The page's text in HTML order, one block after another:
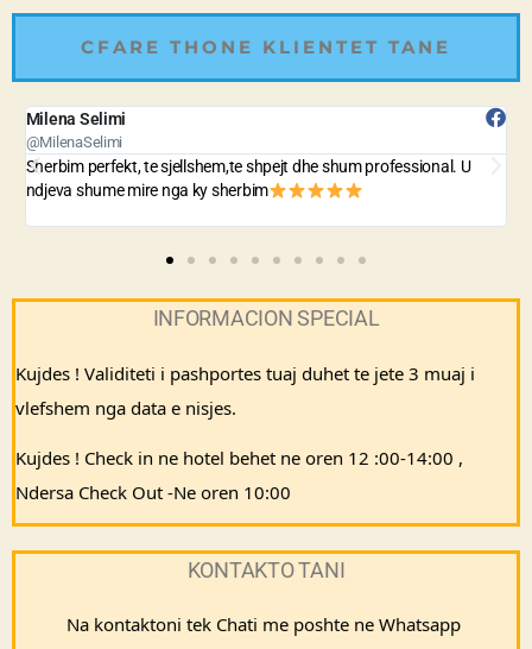
CFARE THONE KLIENTET TANE
Arjani Ani
@ArjaniAni
E sugjeroj kete agjensi ka cmime fantastike dhe sherbimi eshte i
mrekullueshem
vazhdo keshtu jeni me te miret!!!
INFORMACION SPECIAL
Kujdes ! Validiteti i pashportes tuaj duhet te jete 3 muaj i
vlefshem nga data e nisjes.
Kujdes ! Check in ne hotel behet ne oren 12 :00-14:00 ,
Ndersa Check Out -Ne oren 10:00
KONTAKTO TANI
Na kontaktoni tek Chati me poshte ne Whatsapp